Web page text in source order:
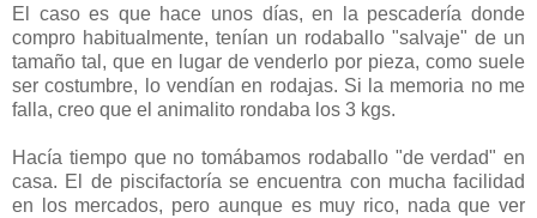
El caso es que hace unos días, en la pescadería donde
compro habitualmente, tenían un rodaballo "salvaje" de un
tamaño tal, que en lugar de venderlo por pieza, como suele
ser costumbre, lo vendían en rodajas. Si la memoria no me
falla, creo que el animalito rondaba los 3 kgs.
Hacía tiempo que no tomábamos rodaballo "de verdad" en
casa. El de piscifactoría se encuentra con mucha facilidad
en los mercados, pero aunque es muy rico, nada que ver